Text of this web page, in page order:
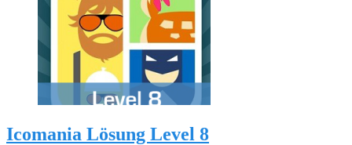
Icomania Lösung Level 8